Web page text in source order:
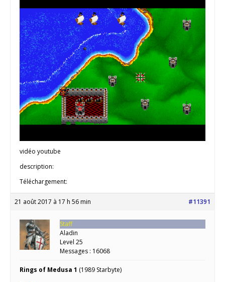
vidéo youtube
description:
Téléchargement:
21 août 2017 à 17 h 56 min #11391
Staff
Aladin
Level 25
Messages : 16068
Rings of Medusa 1 (1989 Starbyte)